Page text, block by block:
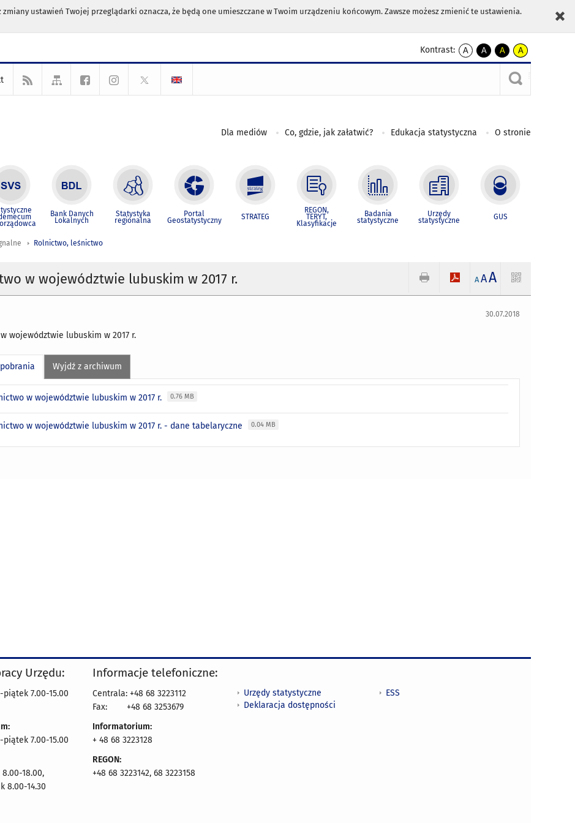
ustawień Twojej przeglądarki oznacza, że będą one umieszczane w Twoim urządzeniu końcowym. Zawsze możesz zmienić te ustawienia.
Kontrast:
A
kontrast
A
kontrast
czarnym
A
kontrast
żółty
tekst
czarnym
A
kontrast
czarny
tekst
żółtym
Dla mediów Co, gdzie, jak załatwić? Edukacja statystyczna O stronie
Bank Danych
Lokalnych
Statystyka
regionalna
Portal
Geostatystyczny STRATEG
REGON,
TERYT,
Klasyfikacje
Badania
statystyczne
Urzędy
statystyczne GUS
Rolnictwo, leśnictwo
w województwie lubuskim w 2017 r. A AA
30.07.2018
województwie lubuskim w 2017 r.
Wyjdź z archiwum
w województwie lubuskim w 2017 r. 0.76 MB
w województwie lubuskim w 2017 r. - dane tabelaryczne 0.04 MB
Urzędu:
piątek 7.00-15.00
piątek 7.00-15.00
18.00,
8.00-14.30
Informacje telefoniczne:
Centrala: +48 68 3223112
Fax:
+48 68 3253679
Informatorium:
+ 48 68 3223128
REGON:
+48 68 3223142, 68 3223158
Urzędy statystyczne
Deklaracja dostępności
ESS